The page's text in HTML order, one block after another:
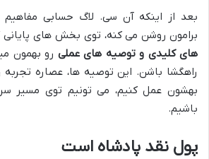
بعد از اینکه آن سی. لاگ حسابی مفاهیم
برامون روشن می کنه، توی بخش های
های کلیدی و توصیه های عملی رو بهمون
راهگشا باشن. این توصیه ها، عصاره
بهشون عمل کنیم، می تونیم توی مسیر
باشیم.
پول نقد پادشاه است